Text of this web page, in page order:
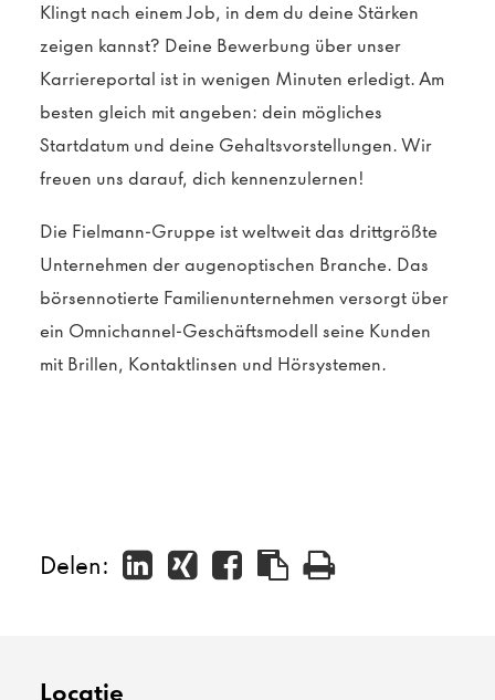
Klingt nach einem Job, in dem du deine Stärken
zeigen kannst? Deine Bewerbung über unser
Karriereportal ist in wenigen Minuten erledigt. Am
besten gleich mit angeben: dein mögliches
Startdatum und deine Gehaltsvorstellungen. Wir
freuen uns darauf, dich kennenzulernen!
Die Fielmann-Gruppe ist weltweit das drittgrößte
Unternehmen der augenoptischen Branche. Das
börsennotierte Familienunternehmen versorgt über
ein Omnichannel-Geschäftsmodell seine Kunden
mit Brillen, Kontaktlinsen und Hörsystemen.
Delen:
Locatie